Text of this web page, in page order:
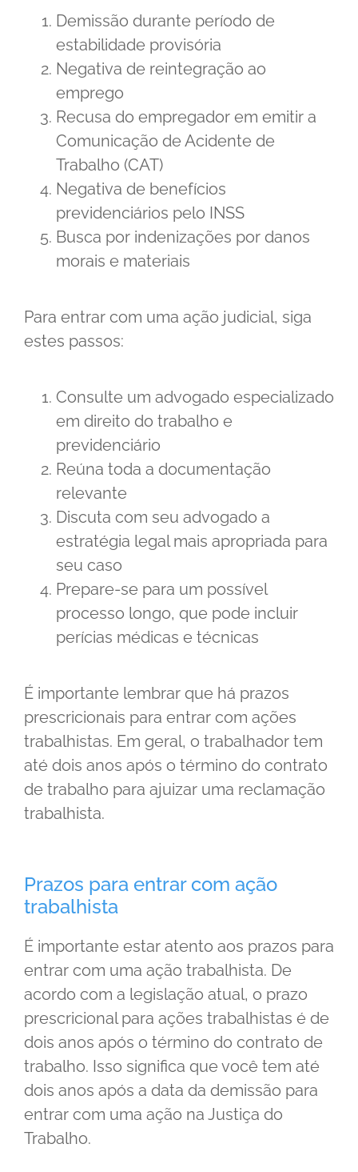
Demissão durante período de
estabilidade provisória
Negativa de reintegração ao
emprego
Recusa do empregador em emitir a
Comunicação de Acidente de
Trabalho (CAT)
Negativa de benefícios
previdenciários pelo INSS
Busca por indenizações por danos
morais e materiais
Para entrar com uma ação judicial, siga
estes passos:
Consulte um advogado especializado
em direito do trabalho e
previdenciário
Reúna toda a documentação
relevante
Discuta com seu advogado a
estratégia legal mais apropriada para
seu caso
Prepare-se para um possível
processo longo, que pode incluir
perícias médicas e técnicas
É importante lembrar que há prazos
prescricionais para entrar com ações
trabalhistas. Em geral, o trabalhador tem
até dois anos após o término do contrato
de trabalho para ajuizar uma reclamação
trabalhista.
Prazos para entrar com ação
trabalhista
É importante estar atento aos prazos para
entrar com uma ação trabalhista. De
acordo com a legislação atual, o prazo
prescricional para ações trabalhistas é de
dois anos após o término do contrato de
trabalho. Isso significa que você tem até
dois anos após a data da demissão para
entrar com uma ação na Justiça do
Trabalho.